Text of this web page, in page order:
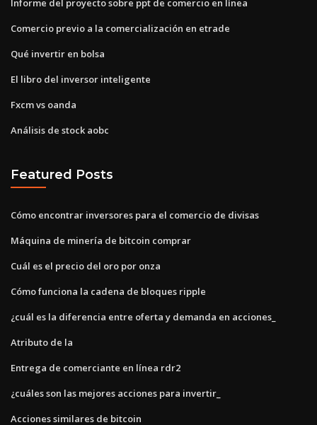
Informe del proyecto sobre ppt de comercio en línea
Comercio previo a la comercialización en etrade
Qué invertir en bolsa
El libro del inversor inteligente
Fxcm vs oanda
Análisis de stock aobc
Featured Posts
Cómo encontrar inversores para el comercio de divisas
Máquina de minería de bitcoin comprar
Cuál es el precio del oro por onza
Cómo funciona la cadena de bloques ripple
¿cuál es la diferencia entre oferta y demanda en acciones_
Atributo de la
Entrega de comerciante en línea rdr2
¿cuáles son las mejores acciones para invertir_
Acciones similares de bitcoin